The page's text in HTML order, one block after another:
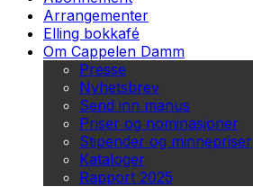
Arrangementer
Elling bokkafé
Om Cappelen Damm
Presse
Nyhetsbrev
Send inn manus
Priser og nominasjoner
Stipender og minnepriser
Kataloger
Rapport 2025